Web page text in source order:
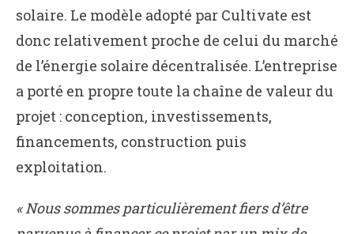
solaire. Le modèle adopté par Cultivate est
donc relativement proche de celui du marché
de l’énergie solaire décentralisée. L’entreprise
a porté en propre toute la chaîne de valeur du
projet : conception, investissements,
financements, construction puis
exploitation.
« Nous sommes particulièrement fiers d’être